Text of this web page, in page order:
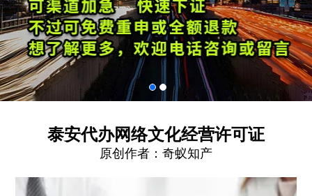
泰安代办网络文化经营许可证
原创作者： 奇蚁知产